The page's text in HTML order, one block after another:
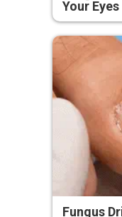
Your Eyes
Fungus